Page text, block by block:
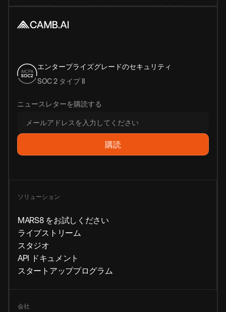
エンタープライズグレードのセキュリティ
SOC 2 タイプ II
ニュースレターを購読する
ソリューション
MARS8 をお試しください
ライブストリーム
スタジオ
API ドキュメント
スタートアッププログラム
会社